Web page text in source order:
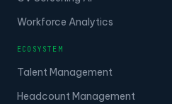
Workforce Analytics
ECOSYSTEM
Talent Management
Headcount Management